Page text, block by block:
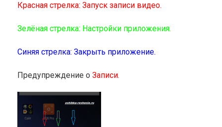
Красная стрелка: Запуск записи видео.
Зелёная стрелка: Настройки приложения.
Синяя стрелка: Закрыть приложение.
Предупреждение о Записи.